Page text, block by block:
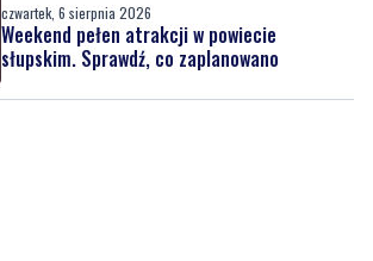
czwartek, 6 sierpnia 2026
Weekend pełen atrakcji w powiecie
słupskim. Sprawdź, co zaplanowano